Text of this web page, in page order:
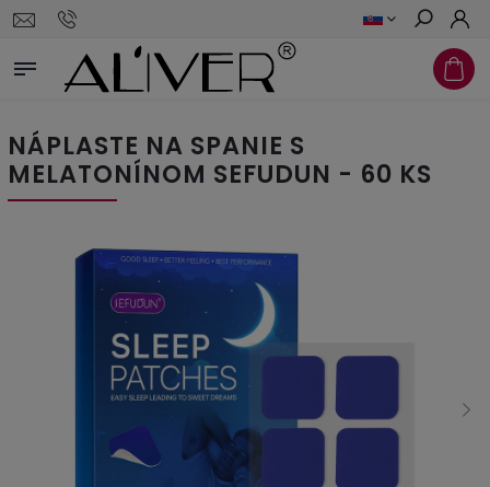
Hľadať
NÁPLASTE NA SPANIE S
MELATONÍNOM SEFUDUN - 60 KS